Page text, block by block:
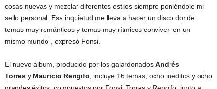
cosas nuevas y mezclar diferentes estilos siempre poniéndole mi
sello personal. Esa inquietud me lleva a hacer un disco donde
temas muy románticos y temas muy rítmicos conviven en un
mismo mundo”, expresó Fonsi.
El nuevo álbum, producido por los galardonados Andrés
Torres y Mauricio Rengifo , incluye 16 temas, ocho inéditos y ocho